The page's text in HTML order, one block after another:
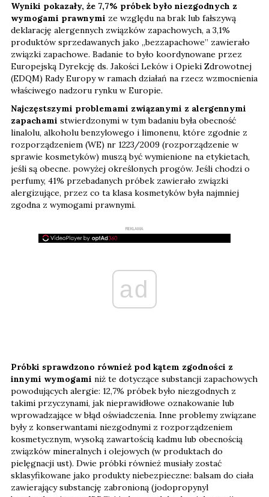
Wyniki pokazały, że 7,7% próbek było niezgodnych z
wymogami prawnymi ze względu na brak lub fałszywą
deklarację alergennych związków zapachowych, a 3,1%
produktów sprzedawanych jako „bezzapachowe” zawierało
związki zapachowe. Badanie to było koordynowane przez
Europejską Dyrekcję ds. Jakości Leków i Opieki Zdrowotnej
(EDQM) Rady Europy w ramach działań na rzecz wzmocnienia
właściwego nadzoru rynku w Europie.
Najczęstszymi problemami związanymi z alergennymi
zapachami stwierdzonymi w tym badaniu była obecność
linalolu, alkoholu benzylowego i limonenu, które zgodnie z
rozporządzeniem (WE) nr 1223/2009 (rozporządzenie w
sprawie kosmetyków) muszą być wymienione na etykietach,
jeśli są obecne. powyżej określonych progów. Jeśli chodzi o
perfumy, 41% przebadanych próbek zawierało związki
alergizujące, przez co ta klasa kosmetyków była najmniej
zgodna z wymogami prawnymi.
REKLAMA
ad
Próbki sprawdzono również pod kątem zgodności z
innymi wymogami niż te dotyczące substancji zapachowych
powodujących alergie: 12,7% próbek było niezgodnych z
takimi przyczynami, jak nieprawidłowe oznakowanie lub
wprowadzające w błąd oświadczenia. Inne problemy związane
były z konserwantami niezgodnymi z rozporządzeniem
kosmetycznym, wysoką zawartością kadmu lub obecnością
związków mineralnych i olejowych (w produktach do
pielęgnacji ust). Dwie próbki również musiały zostać
sklasyfikowane jako produkty niebezpieczne: balsam do ciała
zawierający substancję zabronioną (jodopropynyl